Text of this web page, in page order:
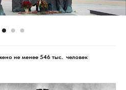
не менее 546 тыс. человек